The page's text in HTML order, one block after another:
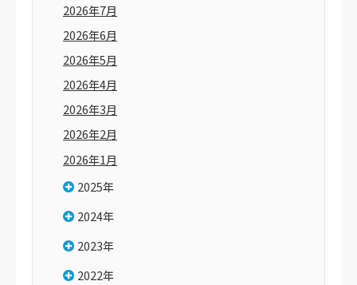
2026年7月
2026年6月
2026年5月
2026年4月
2026年3月
2026年2月
2026年1月
2025年
2024年
2023年
2022年